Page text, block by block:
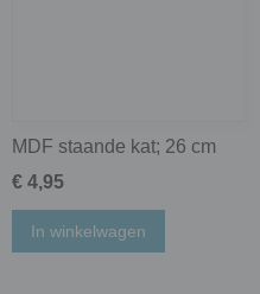
MDF staande kat; 26 cm
€ 4,95
In winkelwagen